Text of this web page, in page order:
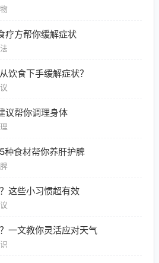
疗方帮你缓解症状
饮食下手缓解症状？
议帮你调理身体
种食材帮你养肝护脾
这些小习惯超有效
一文教你灵活应对天气